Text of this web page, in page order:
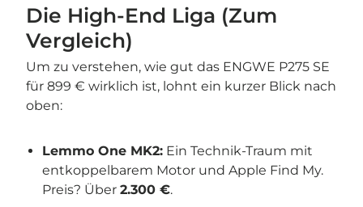
Die High-End Liga (Zum
Vergleich)
Um zu verstehen, wie gut das ENGWE P275 SE
für 899 € wirklich ist, lohnt ein kurzer Blick nach
oben:
Lemmo One MK2: Ein Technik-Traum mit
entkoppelbarem Motor und Apple Find My.
Preis? Über 2.300 €.